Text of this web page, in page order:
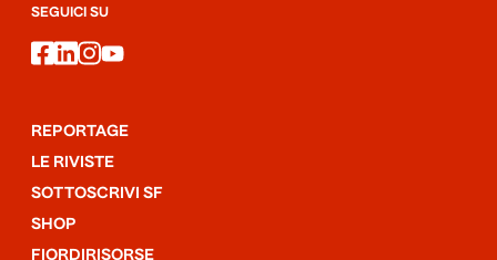
SEGUICI SU
facebook
linkedin
instagram
youtube
REPORTAGE
LE RIVISTE
SOTTOSCRIVI SF
SHOP
FIORDIRISORSE